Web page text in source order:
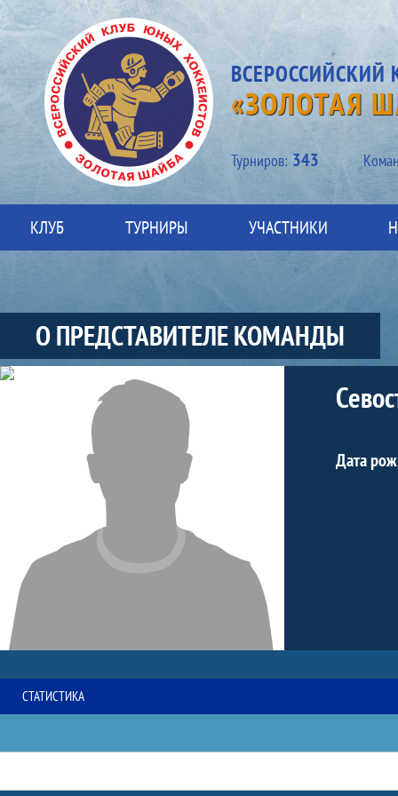
«ЗОЛОТАЯ
Турниров: 343
КЛУБ ТУРНИРЫ УЧАСТНИКИ
О ПРЕДСТАВИТЕЛЕ КОМАНДЫ
Участники-представитель-команды
Дата
СТАТИСТИКА